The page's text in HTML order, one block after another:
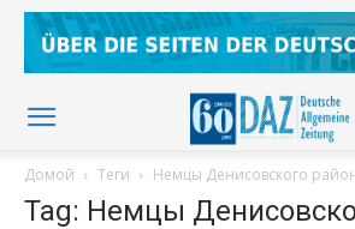
Домой Теги Немцы Денисовского
Tag: Немцы